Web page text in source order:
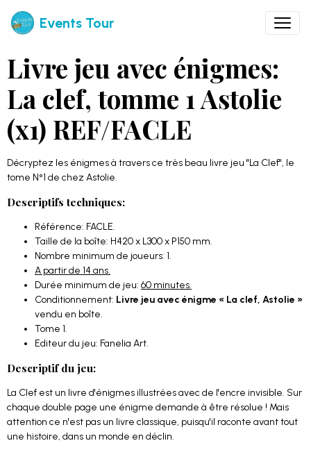
Events Tour
Livre jeu avec énigmes:
La clef, tomme 1 Astolie
(x1) REF/FACLE
Décryptez les énigmes à travers ce très beau livre jeu "La Clef", le
tome N°1 de chez Astolie.
Descriptifs techniques:
Référence: FACLE.
Taille de la boîte: H420 x L300 x P150 mm.
Nombre minimum de joueurs: 1.
A partir de 14 ans.
Durée minimum de jeu: 60 minutes.
Conditionnement: Livre jeu avec énigme « La clef, Astolie »
vendu en boîte.
Tome 1.
Editeur du jeu: Fanelia Art.
Descriptif du jeu:
La Clef est un livre d'énigmes illustrées avec de l'encre invisible. Sur
chaque double page une énigme demande à être résolue ! Mais
attention ce n'est pas un livre classique, puisqu'il raconte avant tout
une histoire, dans un monde en déclin.